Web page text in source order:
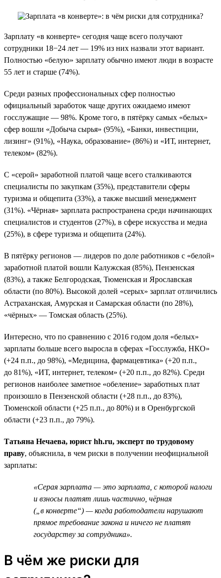
Зарплату «в конверте» сегодня чаще всего получают
сотрудники 18−24 лет — 19% из них назвали этот вариант.
Полностью «белую» зарплату обычно имеют люди в возрасте
55 лет и старше (74%).
Среди разных профессиональных сфер полностью
официальный заработок чаще других ожидаемо имеют
госслужащие — 98%. Кроме того, в пятёрку самых «белых»
сфер вошли «Добыча сырья» (95%), «Банки, инвестиции,
лизинг» (91%), «Наука, образование» (86%) и «ИТ, интернет,
телеком» (82%).
С «серой» заработной платой чаще всего сталкиваются
специалисты по закупкам (35%), представители сферы
туризма и общепита (33%), а также высший менеджмент
(31%). «Чёрная» зарплата распространена среди начинающих
специалистов и студентов (27%), в сфере искусства и медиа
(25%), в сфере туризма и общепита (24%).
В пятёрку регионов — лидеров по доле работников с «белой»
заработной платой вошли Калужская (85%), Пензенская
(83%), а также Белгородская, Тюменская и Ярославская
области (по 80%). Высокой долей «серых» зарплат отличились
Астраханская, Амурская и Самарская области (по 28%),
«чёрных» — Томская область (25%).
Интересно, что по сравнению с 2016 годом доля «белых»
зарплаты больше всего выросла в сферах «Госслужба, НКО»
(+24 п.п., до 98%), «Медицина, фармацевтика» (+20 п.п.,
до 81%), «ИТ, интернет, телеком» (+20 п.п., до 82%). Среди
регионов наиболее заметное «обеление» заработных плат
произошло в Пензенской области (+28 п.п., до 83%),
Тюменской области (+25 п.п., до 80%) и в Оренбургской
области (+23 п.п., до 79%).
Татьяна Нечаева, юрист hh.ru, эксперт по трудовому
праву, объяснила, в чем риски в получении неофициальной
зарплаты:
«Серая зарплата — это зарплата, с которой налоги
и взносы платят лишь частично, чёрная
(„в конверте“) — когда работодатели нарушают
прямое требование закона и ничего не платят
государству за сотрудника».
В чём же риски для